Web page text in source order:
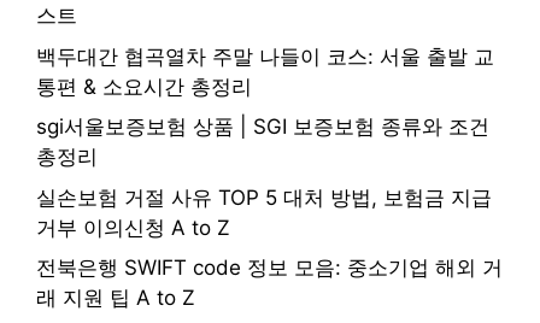
스트
백두대간 협곡열차 주말 나들이 코스: 서울 출발 교
통편 & 소요시간 총정리
sgi서울보증보험 상품 | SGI 보증보험 종류와 조건
총정리
실손보험 거절 사유 TOP 5 대처 방법, 보험금 지급
거부 이의신청 A to Z
전북은행 SWIFT code 정보 모음: 중소기업 해외 거
래 지원 팁 A to Z